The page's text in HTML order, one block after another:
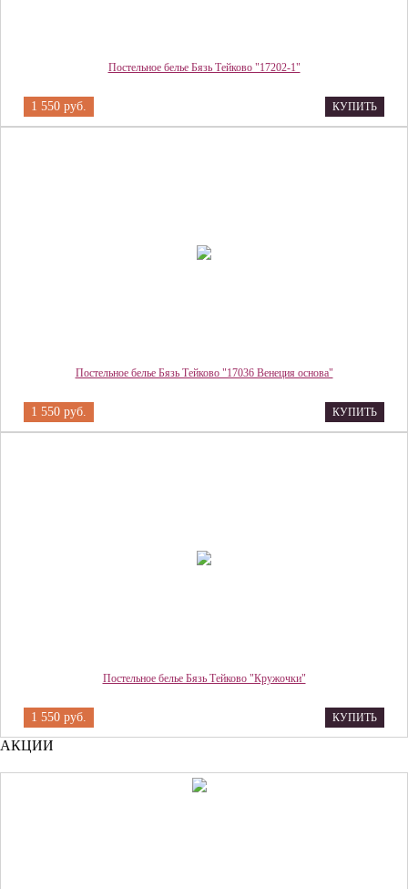
Постельное белье Бязь Тейково "17202-1"
1 550 руб. КУПИТЬ
Постельное белье Бязь Тейково "17036 Венеция основа"
1 550 руб. КУПИТЬ
Постельное белье Бязь Тейково "Кружочки"
1 550 руб. КУПИТЬ
АКЦИИ